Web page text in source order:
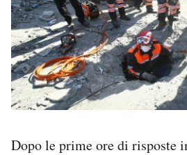
Dopo le prime ore di risposte